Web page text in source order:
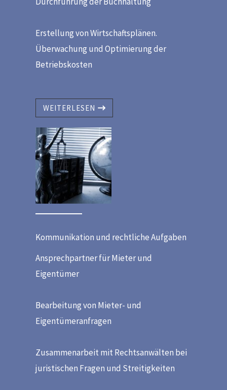
Erstellung von Wirtschaftsplänen.
Überwachung und Optimierung der
Betriebskosten
WEITERLESEN
Kommunikation und rechtliche Aufgaben
Ansprechpartner für Mieter und
Eigentümer
Bearbeitung von Mieter- und
Eigentümeranfragen
Zusammenarbeit mit Rechtsanwälten bei
juristischen Fragen und Streitigkeiten